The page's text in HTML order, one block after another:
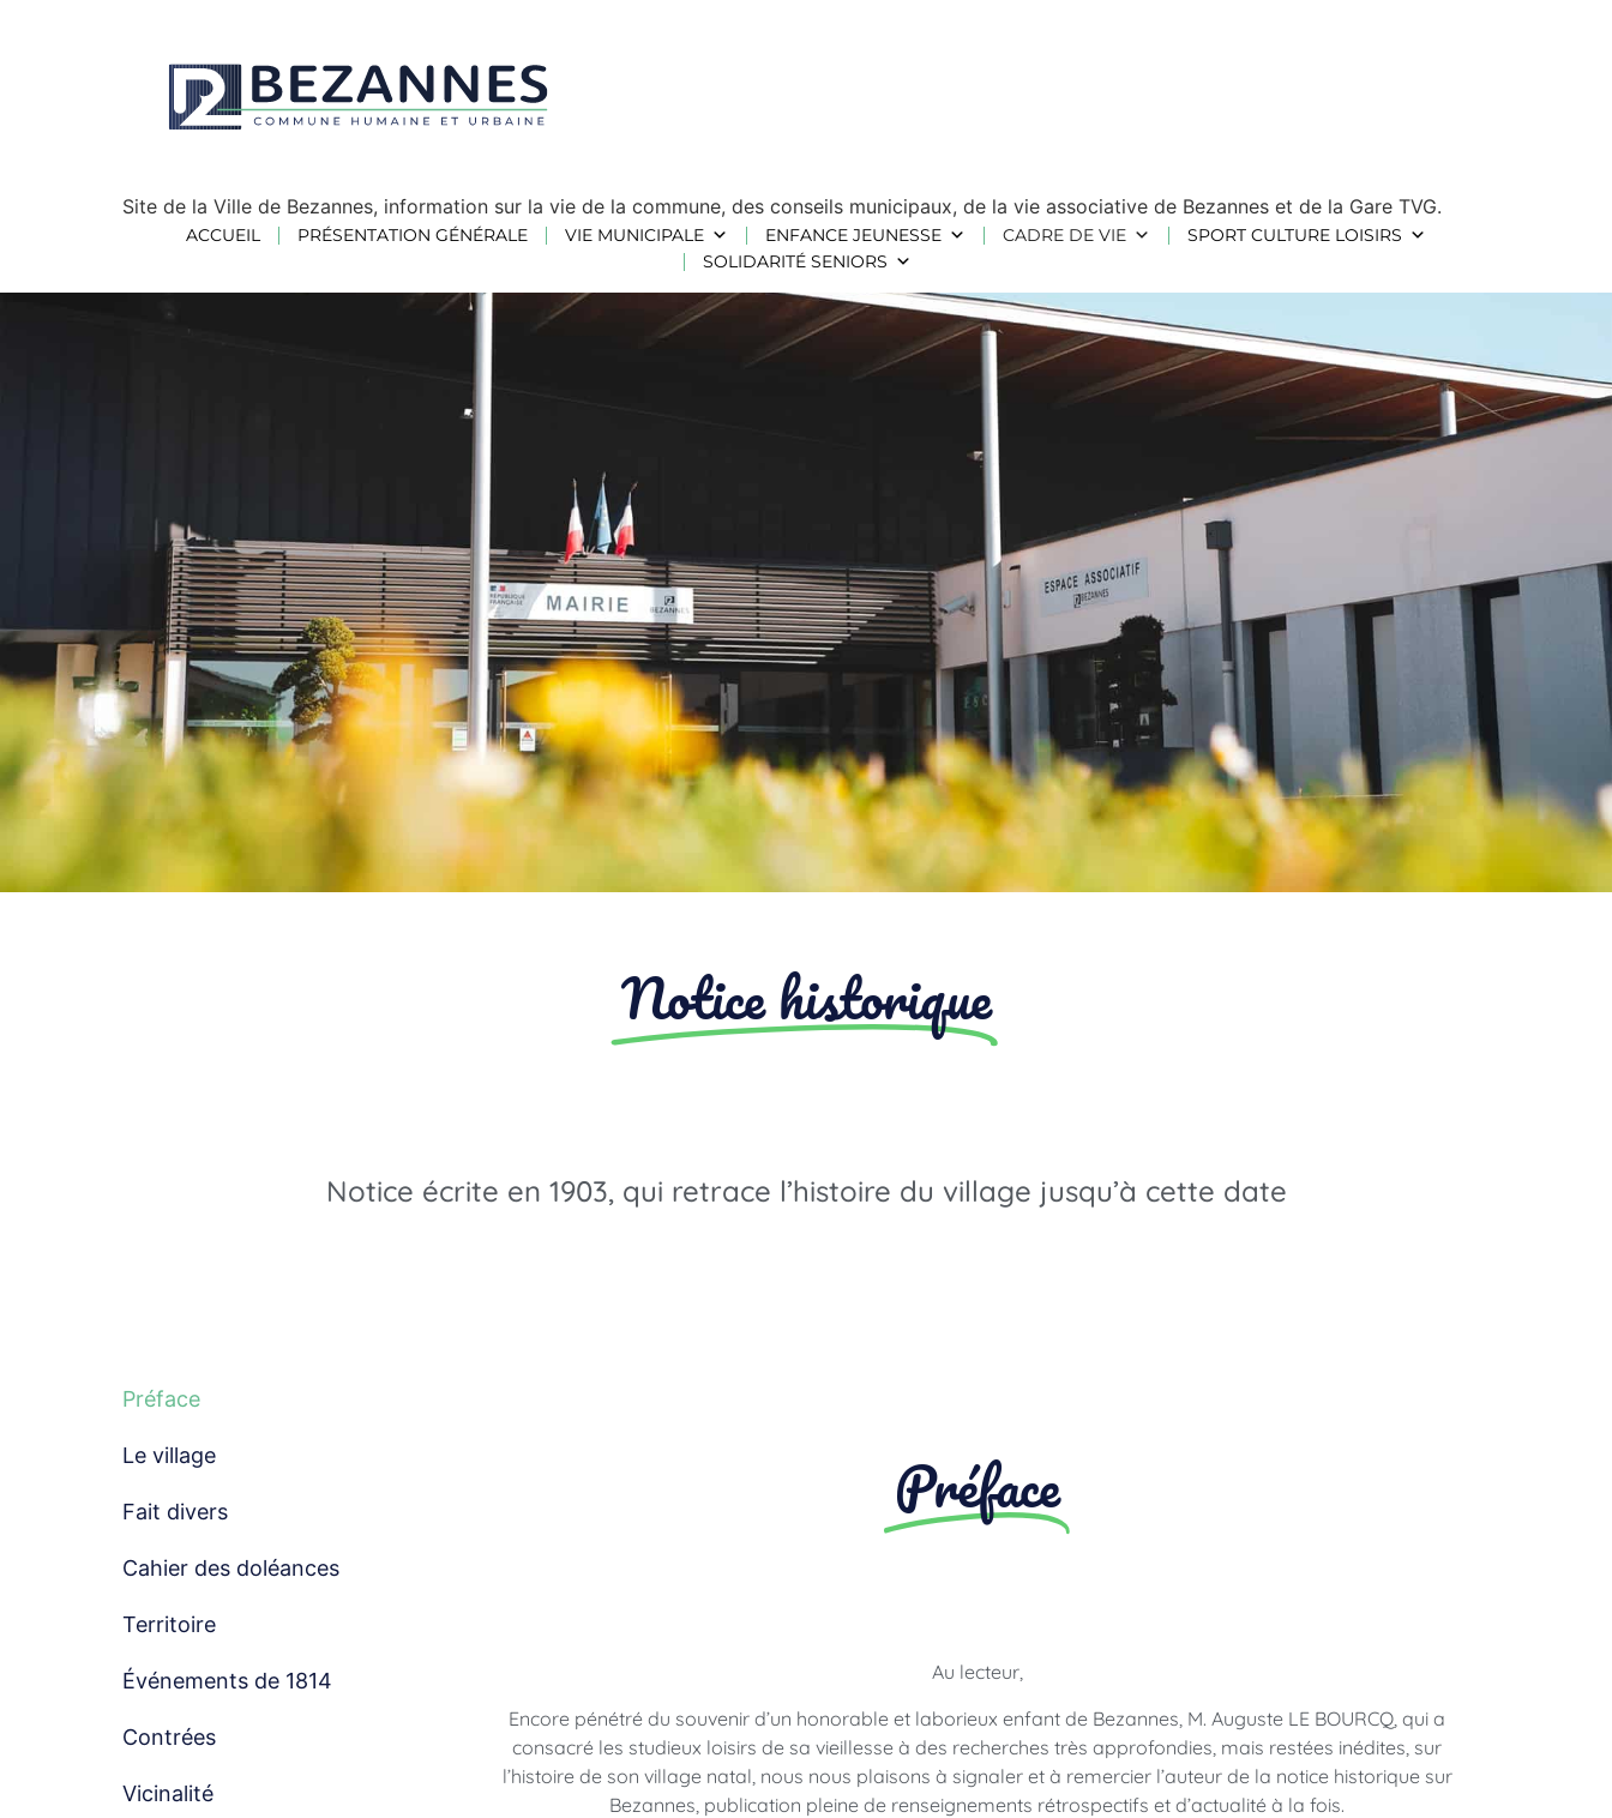
Site de la Ville de Bezannes, information sur la vie de la commune, des conseils municipaux, de la vie associative de Bezannes et de la Gare TVG.
ACCUEIL PRÉSENTATION GÉNÉRALE VIE MUNICIPALE ENFANCE JEUNESSE CADRE DE VIE
SPORT CULTURE LOISIRS
SOLIDARITÉ SENIORS
Notice historique
Notice écrite en 1903, qui retrace l’histoire du village jusqu’à cette date
Préface
Le village
Fait divers
Cahier des doléances
Territoire
Événements de 1814
Contrées
Vicinalité
Préface
Au lecteur,
Encore pénétré du souvenir d’un honorable et laborieux enfant de Bezannes, M. Auguste LE BOURCQ, qui a
consacré les studieux loisirs de sa vieillesse à des recherches très approfondies, mais restées inédites, sur
l’histoire de son village natal, nous nous plaisons à signaler et à remercier l’auteur de la notice historique sur
Bezannes, publication pleine de renseignements rétrospectifs et d’actualité à la fois.